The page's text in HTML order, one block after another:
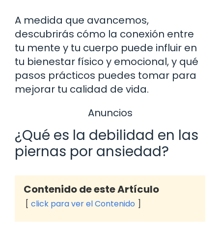
A medida que avancemos,
descubrirás cómo la conexión entre
tu mente y tu cuerpo puede influir en
tu bienestar físico y emocional, y qué
pasos prácticos puedes tomar para
mejorar tu calidad de vida.
Anuncios
¿Qué es la debilidad en las
piernas por ansiedad?
Contenido de este Artículo
click para ver el Contenido